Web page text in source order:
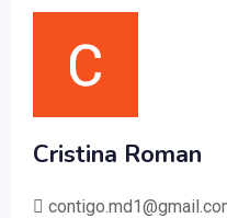
Cristina Roman